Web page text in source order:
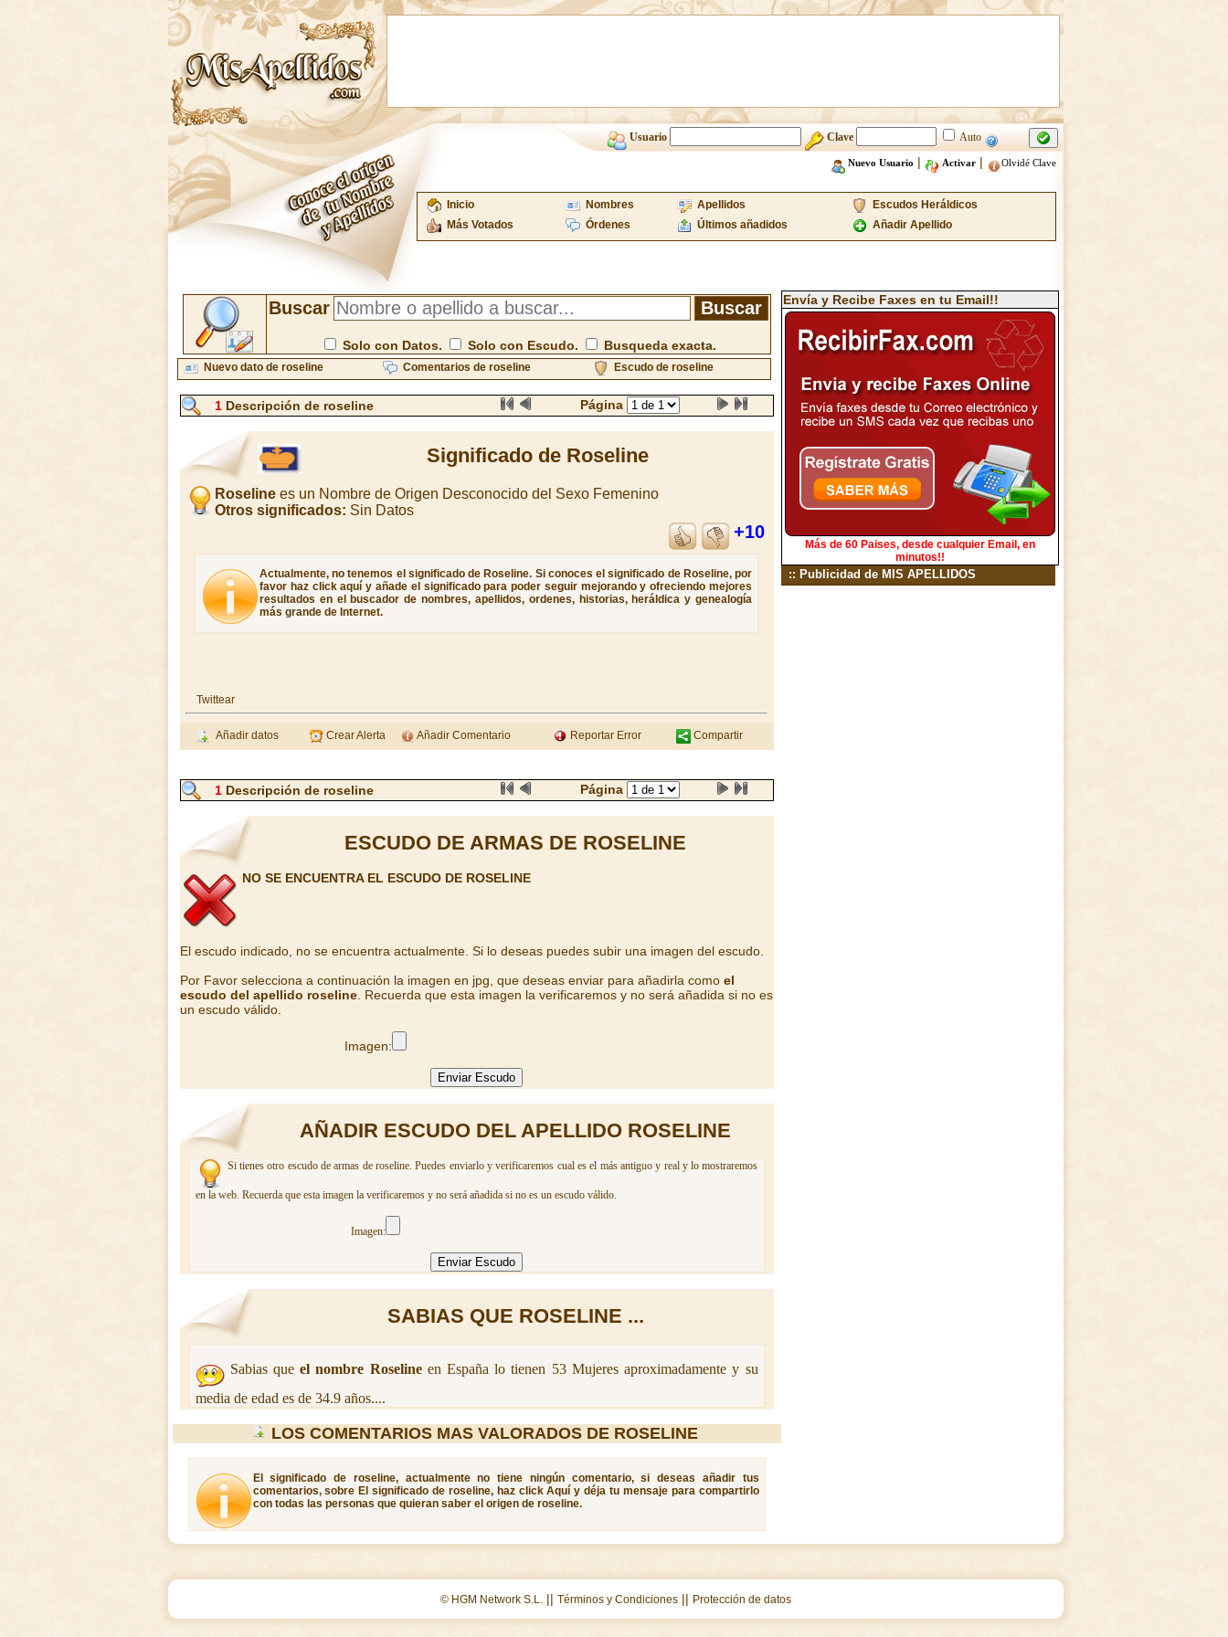
Usuario Clave Auto
Nuevo Usuario | Activar| Olvidé Clave
Inicio Nombres Apellidos
Escudos Heráldicos
Más Votados
Órdenes Últimos añadidos Añadir Apellido
Buscar
Solo con Datos. Solo con Escudo. Busqueda exacta.
Nuevo dato de roseline Comentarios de roseline Escudo de roseline
1Descripción de roseline Página
Significado de Roseline
Roseline es un Nombre de Origen Desconocido del Sexo Femenino
Otros significados: Sin Datos
+10
Actualmente, no tenemos el significado de Roseline. Si conoces el significado de Roseline, por
favor haz click aquí y añade el significado para poder seguir mejorando y ofreciendo mejores
resultados en el buscador de nombres, apellidos, ordenes, historias, heráldica y genealogía
más grande de Internet.
Twittear
Añadir datos Crear Alerta Añadir Comentario Reportar Error Compartir
1Descripción de roseline Página
ESCUDO DE ARMAS DE ROSELINE
NO SE ENCUENTRA EL ESCUDO DE ROSELINE
El escudo indicado, no se encuentra actualmente. Si lo deseas puedes subir una imagen del escudo.
Por Favor selecciona a continuación la imagen en jpg, que deseas enviar para añadirla como el
escudo del apellido roseline. Recuerda que esta imagen la verificaremos y no será añadida si no es
un escudo válido.
Imagen:
AÑADIR ESCUDO DEL APELLIDO ROSELINE
Si tienes otro escudo de armas de roseline. Puedes enviarlo y verificaremos cual es el más antiguo y real y lo mostraremos
en la web. Recuerda que esta imagen la verificaremos y no será añadida si no es un escudo válido.
Imagen:
SABIAS QUE ROSELINE ...
Sabias queel nombre Roselineen España lo tienen 53 Mujeres aproximadamente y su
media de edad es de 34.9 años....
LOS COMENTARIOS MAS VALORADOS DE ROSELINE
El significado de roseline, actualmente no tiene ningún comentario, si deseas añadir tus
comentarios, sobre El significado de roseline, haz click Aquí y déja tu mensaje para compartirlo
con todas las personas que quieran saber el origen de roseline.
Envía y Recibe Faxes en tu Email!!
Más de 60 Paises, desde cualquier Email, en
minutos!!
:: Publicidad de MIS APELLIDOS
© HGM Network S.L. || Términos y Condiciones|| Protección de datos